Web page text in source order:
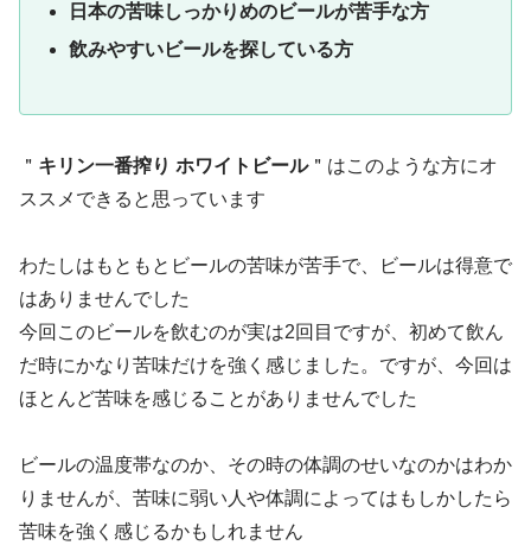
日本の苦味しっかりめのビールが苦手な方
飲みやすいビールを探している方
＂ キリン一番搾り ホワイトビール＂はこのような方にオ
ススメできると思っています
わたしはもともとビールの苦味が苦手で、ビールは得意で
はありませんでした
今回このビールを飲むのが実は2回目ですが、初めて飲ん
だ時にかなり苦味だけを強く感じました。ですが、今回は
ほとんど苦味を感じることがありませんでした
ビールの温度帯なのか、その時の体調のせいなのかはわか
りませんが、苦味に弱い人や体調によってはもしかしたら
苦味を強く感じるかもしれません